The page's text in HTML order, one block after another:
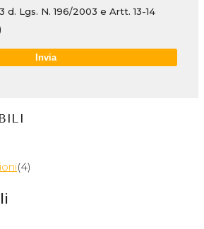
d. Lgs. N. 196/2003 e Artt. 13-14
(4)